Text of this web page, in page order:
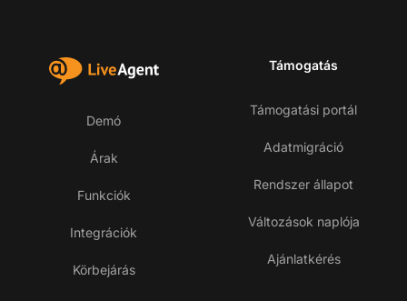
Demó
Árak
Funkciók
Integrációk
Körbejárás
Támogatás
Támogatási portál
Adatmigráció
Rendszer állapot
Változások naplója
Ajánlatkérés